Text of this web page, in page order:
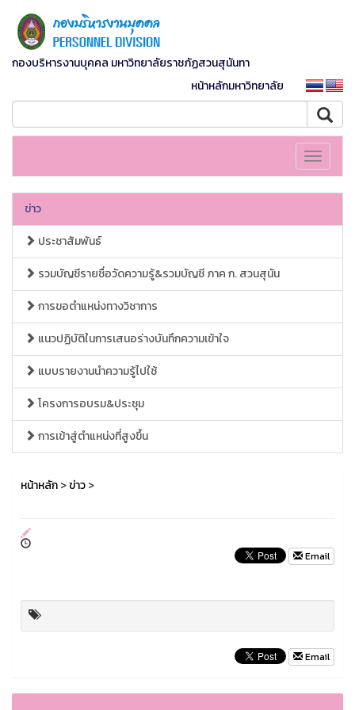
กองบริหารงานบุคคล มหาวิทยาลัยราชภัฏสวนสุนันทา
หน้าหลักมหาวิทยาลัย
Toggle
ข่าว
ประชาสัมพันธ์
รวมบัญชีรายชื่อวัดความรู้&รวมบัญชี ภาค ก. สวนสุนัน
การขอตำแหน่งทางวิชาการ
แนวปฏิบัติในการเสนอร่างบันทึกความเข้าใจ
แบบรายงานนำความรู้ไปใช้
โครงการอบรม&ประชุม
การเข้าสู่ตำแหน่งที่สูงขึ้น
หน้าหลัก>ข่าว>
Email
Email